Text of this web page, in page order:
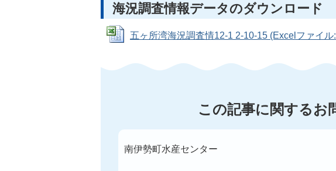
海況調査情報データのダウンロード
五ヶ所湾海況調査情12-1 2-10-15 (Excelファイル
この記事に関するお
南伊勢町水産センター